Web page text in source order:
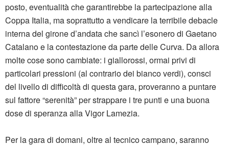
posto, eventualità che garantirebbe la partecipazione alla
Coppa Italia, ma soprattutto a vendicare la terribile debacle
interna del girone d’andata che sancì l’esonero di Gaetano
Catalano e la contestazione da parte delle Curva. Da allora
molte cose sono cambiate: i giallorossi, ormai privi di
particolari pressioni (al contrario dei bianco verdi), consci
del livello di difficoltà di questa gara, proveranno a puntare
sul fattore “serenità” per strappare i tre punti e una buona
dose di speranza alla Vigor Lamezia.
Per la gara di domani, oltre al tecnico campano, saranno